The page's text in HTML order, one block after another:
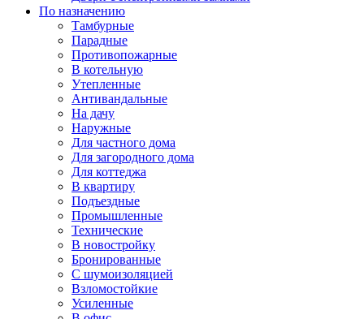
По назначению
Тамбурные
Парадные
Противопожарные
В котельную
Утепленные
Антивандальные
На дачу
Наружные
Для частного дома
Для загородного дома
Для коттеджа
В квартиру
Подъездные
Промышленные
Технические
В новостройку
Бронированные
С шумоизоляцией
Взломостойкие
Усиленные